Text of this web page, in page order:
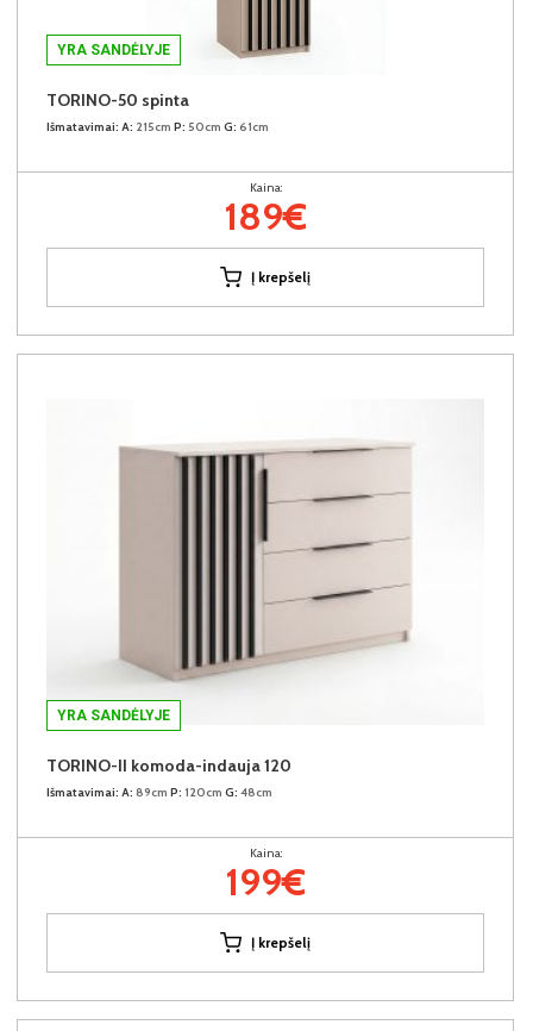
YRA SANDĖLYJE
TORINO-50 spinta
Išmatavimai: A: 215cm P: 50cm G: 61cm
Kaina:
189€
Į krepšelį
YRA SANDĖLYJE
TORINO-II komoda-indauja 120
Išmatavimai: A: 89cm P: 120cm G: 48cm
Kaina:
199€
Į krepšelį